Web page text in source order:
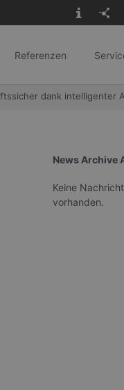
Referenzen
dank intelligenter
News Archive
Keine
vorhanden.